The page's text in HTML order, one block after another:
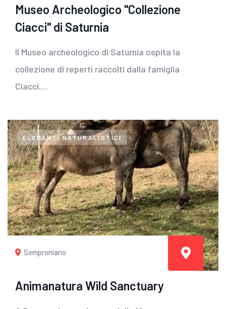
Museo Archeologico "Collezione
Ciacci" di Saturnia
Il Museo archeologico di Saturnia ospita la
collezione di reperti raccolti dalla famiglia
Ciacci,...
ELEMENTI NATURALISTICI
Semproniano
Animanatura Wild Sanctuary